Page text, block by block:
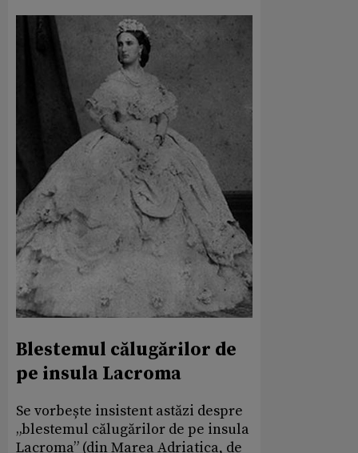
Blestemul călugărilor de
pe insula Lacroma
Se vorbește insistent astăzi despre
„blestemul călugărilor de pe insula
Lacroma” (din Marea Adriatica, de